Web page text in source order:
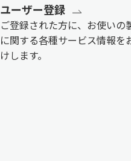
ユーザー登録
ご登録された方に、お使いの
に関する各種サービス情報を
けします。